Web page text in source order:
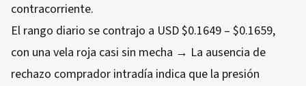
contracorriente.
El rango diario se contrajo a USD $0.1649 – $0.1659,
con una vela roja casi sin mecha → La ausencia de
rechazo comprador intradía indica que la presión